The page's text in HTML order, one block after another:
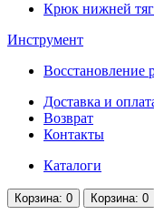
Крюк нижней
Инструмент
Восстановление
Доставка и
Возврат
Контакты
Каталоги
Корзина: 0 Корзина: 0